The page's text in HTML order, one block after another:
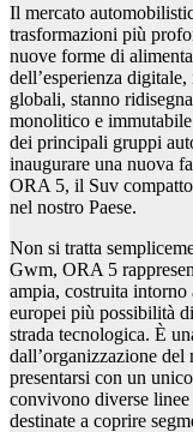
Il mercato
trasformazioni più
nuove forme di
dell’esperienza
globali, stanno
monolitico e
dei principali gruppi
inaugurare una nuova
ORA 5, il Suv
nel nostro Paese.
Non si tratta
Gwm, ORA 5
ampia, costruita
europei più possibilità
strada tecnologica. È
dall’organizzazione
presentarsi con un
convivono diverse
destinate a coprire